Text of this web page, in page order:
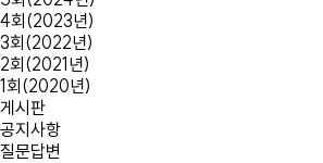
4회(2023년)
3회(2022년)
2회(2021년)
1회(2020년)
게시판
공지사항
질문답변